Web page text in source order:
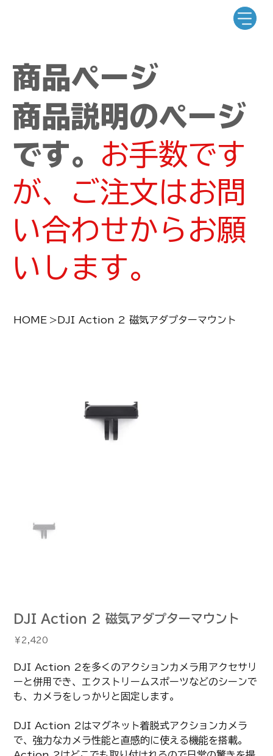
商品ページ
商品説明のページ
です。 お手数です
が、ご注文はお問
い合わせからお願
いします。
HOME > DJI Action 2 磁気アダプターマウント
DJI Action 2 磁気アダプターマウント
価
格
￥2,420
DJI Action 2を多くのアクションカメラ用アクセサリ
ーと併用でき、エクストリームスポーツなどのシーンで
も、カメラをしっかりと固定します。
DJI Action 2はマグネット着脱式アクションカメラ
で、強力なカメラ性能と直感的に使える機能を搭載。